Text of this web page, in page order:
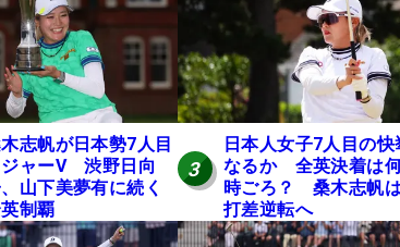
志帆が日本勢7人目
ジャーV 渋野日向
山下美夢有に続く
制覇
3
日本人女子7人目の快
なるか 全英決着は
時ごろ？ 桑木志帆
打差逆転へ